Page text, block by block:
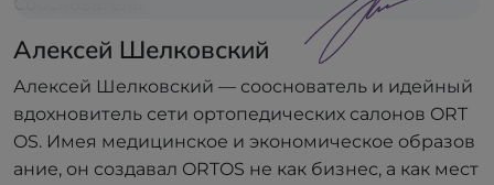
Алексей Шелковский
Алексей Шелковский — сооснователь и идейный
вдохновитель сети ортопедических салонов ORT
OS. Имея медицинское и экономическое образов
ание, он создавал ORTOS не как бизнес, а как мест